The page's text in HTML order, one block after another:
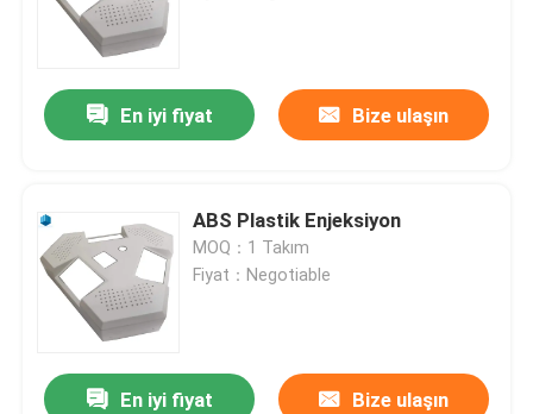
En iyi fiyat Bize ulaşın
ABS Plastik Enjeksiyon
MOQ：1 Takım
Fiyat：Negotiable
En iyi fiyat Bize ulaşın